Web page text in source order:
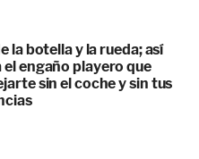
la botella y la rueda; así
engaño playero que
sin el coche y sin tus